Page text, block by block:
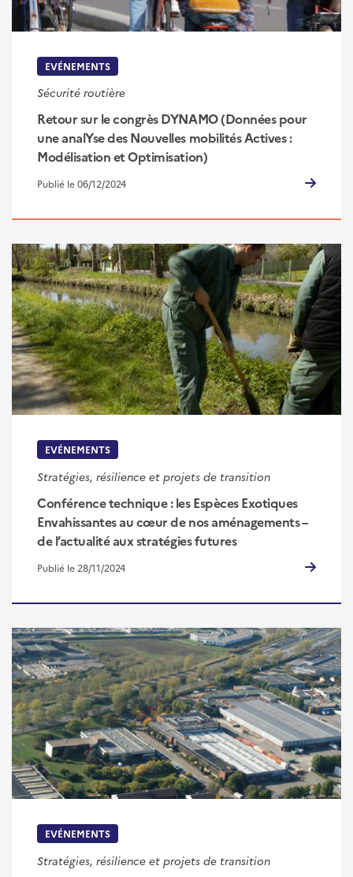
EVÉNEMENTS
Sécurité routière
Retour sur le congrès DYNAMO (Données pour
une analYse des Nouvelles mobilités Actives :
Modélisation et Optimisation)
Publié le 06/12/2024
EVÉNEMENTS
Stratégies, résilience et projets de transition
Conférence technique : les Espèces Exotiques
Envahissantes au cœur de nos aménagements –
de l’actualité aux stratégies futures
Publié le 28/11/2024
EVÉNEMENTS
Stratégies, résilience et projets de transition